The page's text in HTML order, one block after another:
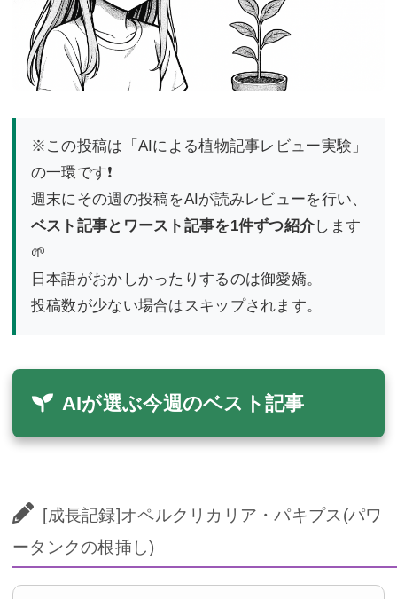
※この投稿は「AIによる植物記事レビュー実験」
の一環です❗️
週末にその週の投稿をAIが読みレビューを行い、
ベスト記事とワースト記事を1件ずつ紹介します
🌱
日本語がおかしかったりするのは御愛嬌。
投稿数が少ない場合はスキップされます。
AIが選ぶ今週のベスト記事
[成長記録]オペルクリカリア・パキプス(パワ
ータンクの根挿し)